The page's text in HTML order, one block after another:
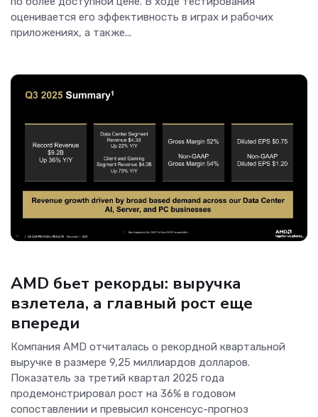
оценивается его эффективность в играх и рабочих
приложениях, а также...
AMD бьет рекорды: выручка
взлетела, а главный рост еще
впереди
Компания AMD отчиталась о рекордной квартальной
выручке в размере 9,25 миллиардов долларов.
Показатель за третий квартал 2025 года
продемонстрировал рост на 36% в годовом
сопоставлении и превысил консенсус-прогноз